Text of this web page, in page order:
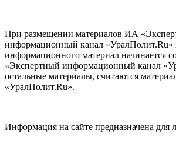
При размещении материалов ИА
информационный канал «УралПолит.Ru»
информационного материал начинается
«Экспертный информационный канал
остальные материалы, считаются
«УралПолит.Ru».
Информация на сайте предназначена для